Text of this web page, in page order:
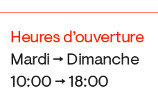
Heures d’ouverture
Mardi → Dimanche
10:00 → 18:00